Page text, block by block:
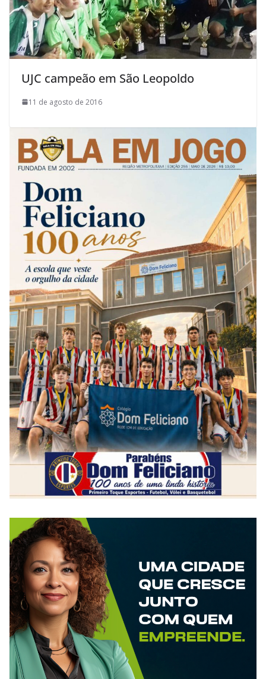
UJC campeão em São Leopoldo
11 de agosto de 2016